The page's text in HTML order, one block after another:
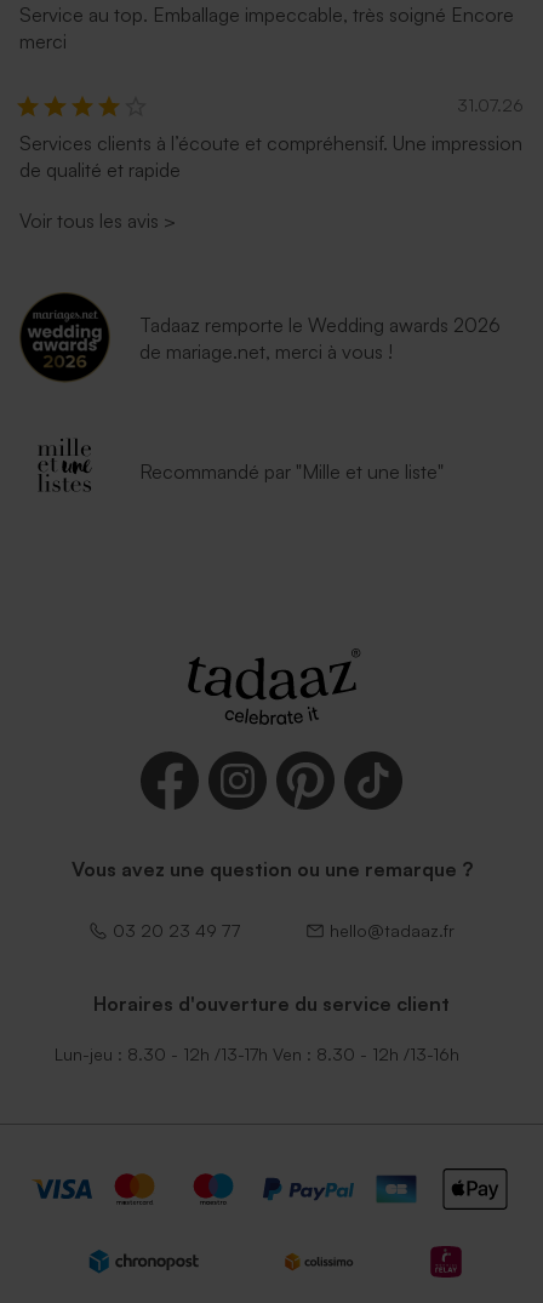
Service au top. Emballage impeccable, très soigné Encore
merci
31.07.26
Services clients à l’écoute et compréhensif. Une impression
de qualité et rapide
Voir tous les avis >
Tadaaz remporte le Wedding awards 2026
de mariage.net, merci à vous !
Recommandé par "Mille et une liste"
Vous avez une question ou une remarque ?
03 20 23 49 77 hello@tadaaz.fr
Horaires d'ouverture du service client
Lun-jeu : 8.30 - 12h /13-17h Ven : 8.30 - 12h /13-16h